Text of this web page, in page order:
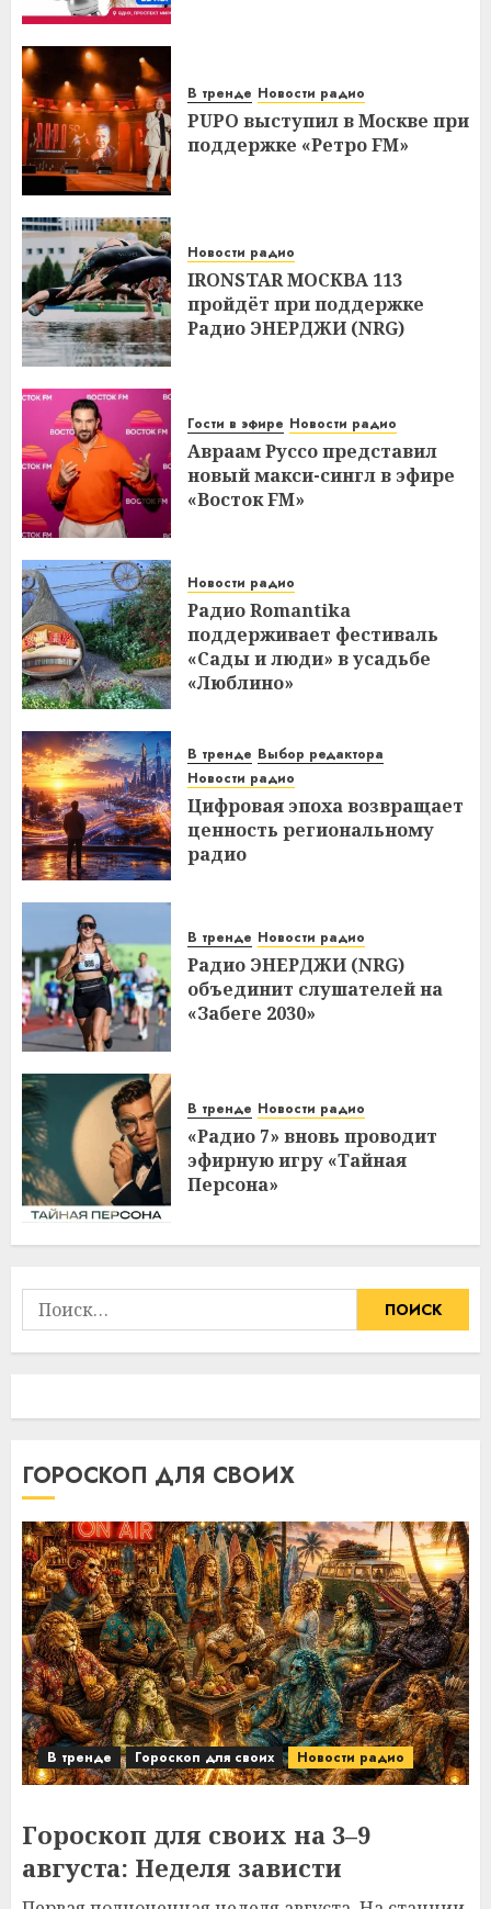
В тренде Новости радио
PUPO выступил в Москве при
поддержке «Ретро FM»
Новости радио
IRONSTAR МОСКВА 113
пройдёт при поддержке
Радио ЭНЕРДЖИ (NRG)
Гости в эфире Новости радио
Авраам Руссо представил
новый макси-сингл в эфире
«Восток FM»
Новости радио
Радио Romantika
поддерживает фестиваль
«Сады и люди» в усадьбе
«Люблино»
В тренде Выбор редактора
Новости радио
Цифровая эпоха возвращает
ценность региональному
радио
В тренде Новости радио
Радио ЭНЕРДЖИ (NRG)
объединит слушателей на
«Забеге 2030»
В тренде Новости радио
«Радио 7» вновь проводит
эфирную игру «Тайная
Персона»
Найти:
ГОРОСКОП ДЛЯ СВОИХ
В тренде Гороскоп для своих Новости радио
Гороскоп для своих на 3–9
августа: Неделя зависти